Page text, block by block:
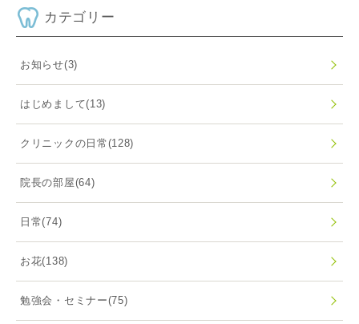
カテゴリー
お知らせ(3)
はじめまして(13)
クリニックの日常(128)
院長の部屋(64)
日常(74)
お花(138)
勉強会・セミナー(75)